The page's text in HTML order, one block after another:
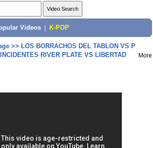
Videos K-POP
>> LOS BORRACHOS DEL TABLON VS P
RIVER PLATE VS LIBERTAD
More